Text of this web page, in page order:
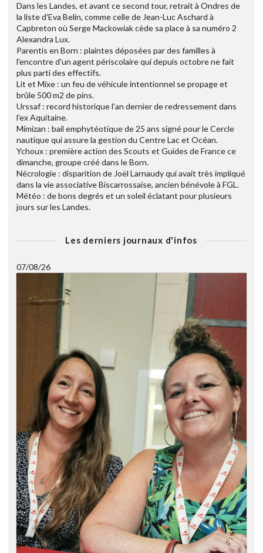
Dans les Landes, et avant ce second tour, retrait à Ondres de
la liste d'Eva Belin, comme celle de Jean-Luc Aschard à
Capbreton où Serge Mackowiak cède sa place à sa numéro 2
Alexandra Lux.
Parentis en Born : plaintes déposées par des familles à
l'encontre d'un agent périscolaire qui depuis octobre ne fait
plus parti des effectifs.
Lit et Mixe : un feu de véhicule intentionnel se propage et
brûle 500 m2 de pins.
Urssaf : record historique l'an dernier de redressement dans
l'ex Aquitaine.
Mimizan : bail emphytéotique de 25 ans signé pour le Cercle
nautique qui assure la gestion du Centre Lac et Océan.
Ychoux : première action des Scouts et Guides de France ce
dimanche, groupe créé dans le Born.
Nécrologie : disparition de Joël Larnaudy qui avait très impliqué
dans la vie associative Biscarrossaise, ancien bénévole à FGL.
Météo : de bons degrés et un soleil éclatant pour plusieurs
jours sur les Landes.
Les derniers journaux d'infos
07/08/26